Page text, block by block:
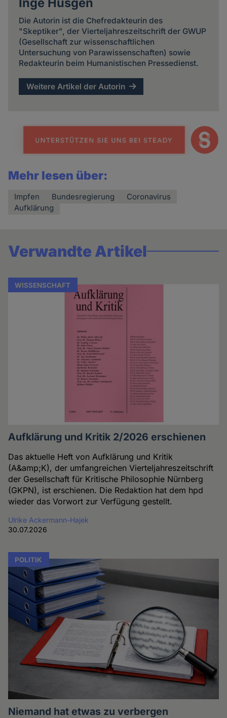
Die Autorin ist die Chefredakteurin des
"Skeptiker", der Vierteljahreszeitschrift der GWUP
(Gesellschaft zur wissenschaftlichen
Untersuchung von Parawissenschaften) sowie
Redakteurin beim Humanistischen Pressedienst.
Weitere Artikel der Autorin
Mehr lesen über:
Impfen Bundesregierung
Coronavirus
Aufklärung
Verwandte Artikel
WISSENSCHAFT
Aufklärung und Kritik 2/2026 erschienen
Das aktuelle Heft von Aufklärung und Kritik
(A&amp;K), der umfangreichen Vierteljahreszeitschrift
der Gesellschaft für Kritische Philosophie Nürnberg
(GKPN), ist erschienen. Die Redaktion hat dem hpd
wieder das Vorwort zur Verfügung gestellt.
Ulrike Ackermann-Hajek
30.07.2026
POLITIK
Niemand hat etwas zu verbergen